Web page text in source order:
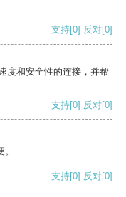
支持[0] 反对[0]
度和安全性的连接，并帮
支持[0] 反对[0]
支持[0] 反对[0]